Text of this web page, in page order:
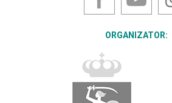
FacebookYouTube
ORGANIZATOR: